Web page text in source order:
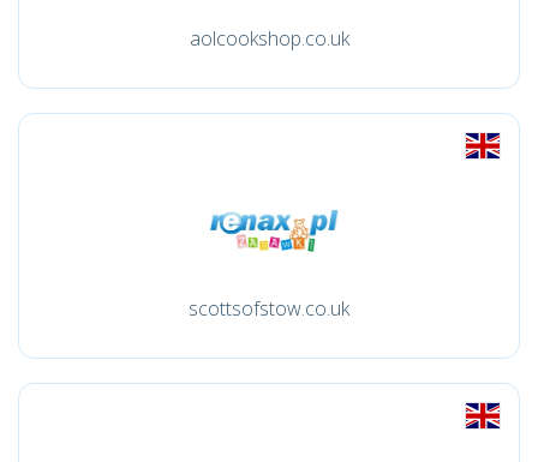
aolcookshop.co.uk
scottsofstow.co.uk